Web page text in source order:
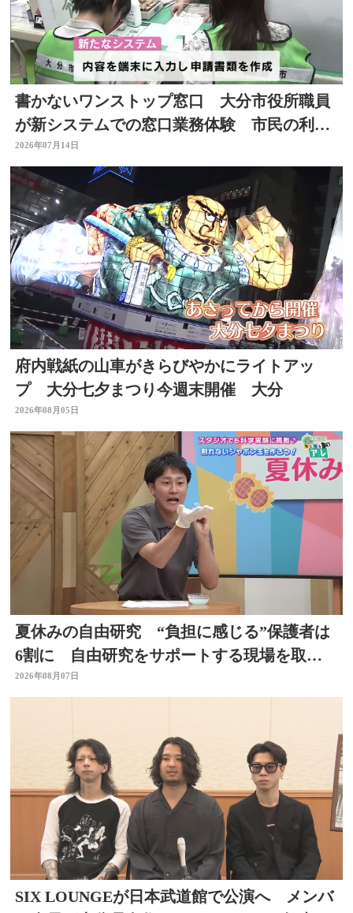
書かないワンストップ窓口 大分市役所職員
が新システムでの窓口業務体験 市民の利便
性向上と業務効率化へ
2026年07月14日
府内戦紙の山車がきらびやかにライトアッ
プ 大分七夕まつり今週末開催 大分
2026年08月05日
夏休みの自由研究 “負担に感じる”保護者は
6割に 自由研究をサポートする現場を取
材 スタジオで「割れないシャボン玉」づく
りも
2026年08月07日
SIX LOUNGEが日本武道館で公演へ メンバ